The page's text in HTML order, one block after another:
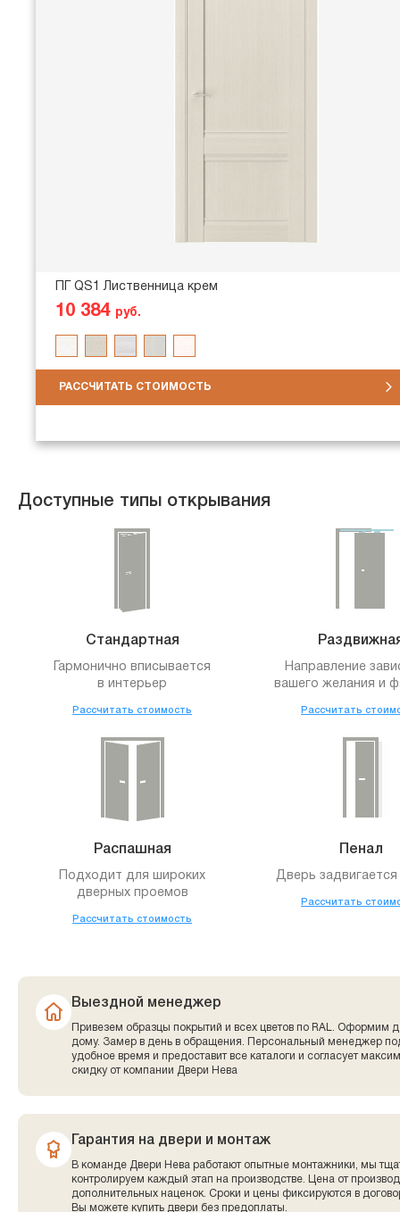
ПГ QS1 Лиственница крем
10 384 руб.
РАССЧИТАТЬ СТОИМОСТЬ
Доступные типы открывания
Стандартная
Гармонично вписывается
в интерьер
Рассчитать стоимость
Направление
вашего желания и
Рассчитать
Распашная
Подходит для широких
дверных проемов
Рассчитать стоимость
Пенал
Дверь задвигается
Рассчитать
Выездной менеджер
Привезем образцы покрытий и всех цветов по RAL. Оформим
дому. Замер в день в обращения. Персональный менеджер
удобное время и предоставит все каталоги и согласует
скидку от компании Двери Нева
Гарантия на двери и монтаж
В команде Двери Нева работают опытные монтажники, мы
контролируем каждый этап на производстве. Цена от
дополнительных наценок. Сроки и цены фиксируются в
Вы можете купить двери без предоплаты.